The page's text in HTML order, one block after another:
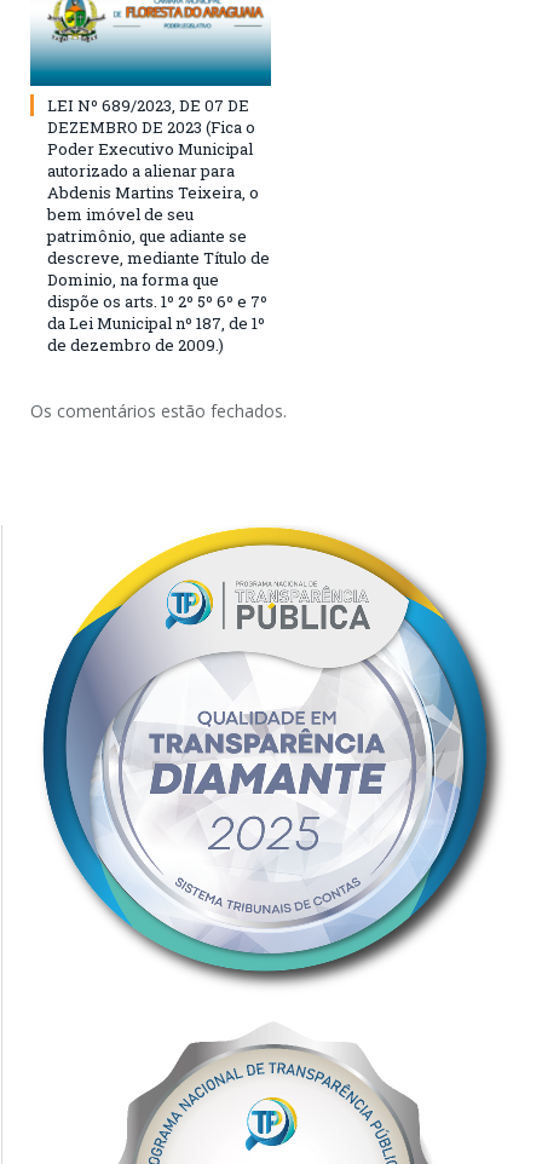
LEI Nº 689/2023, DE 07 DE
DEZEMBRO DE 2023 (Fica o
Poder Executivo Municipal
autorizado a alienar para
Abdenis Martins Teixeira, o
bem imóvel de seu
patrimônio, que adiante se
descreve, mediante Título de
Dominio, na forma que
dispõe os arts. 1º 2º 5º 6º e 7º
da Lei Municipal nº 187, de 1º
de dezembro de 2009.)
Os comentários estão fechados.